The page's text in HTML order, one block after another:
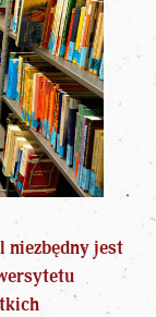
niezbędny jest